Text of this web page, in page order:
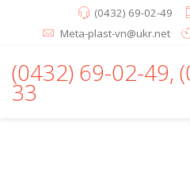
(0432) 69-02-49
Meta-plast-vn@ukr.net
(0432) 69-02-49,
33